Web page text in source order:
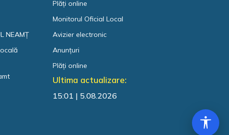
NEAMȚ
Plăți online
Monitorul Oficial Local
Avizier electronic
Anunțuri
Plăți online
Ultima actualizare:
15:01 | 5.08.2026